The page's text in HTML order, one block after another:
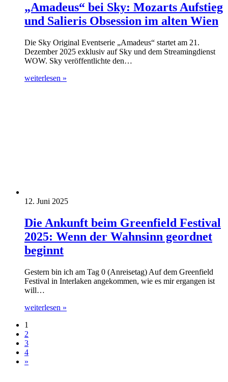
„Amadeus“ bei Sky: Mozarts Aufstieg
und Salieris Obsession im alten Wien
Die Sky Original Eventserie „Amadeus“ startet am 21.
Dezember 2025 exklusiv auf Sky und dem Streamingdienst
WOW. Sky veröffentlichte den…
weiterlesen »
12. Juni 2025
Die Ankunft beim Greenfield Festival
2025: Wenn der Wahnsinn geordnet
beginnt
Gestern bin ich am Tag 0 (Anreisetag) Auf dem Greenfield
Festival in Interlaken angekommen, wie es mir ergangen ist
will…
weiterlesen »
1
2
3
4
»